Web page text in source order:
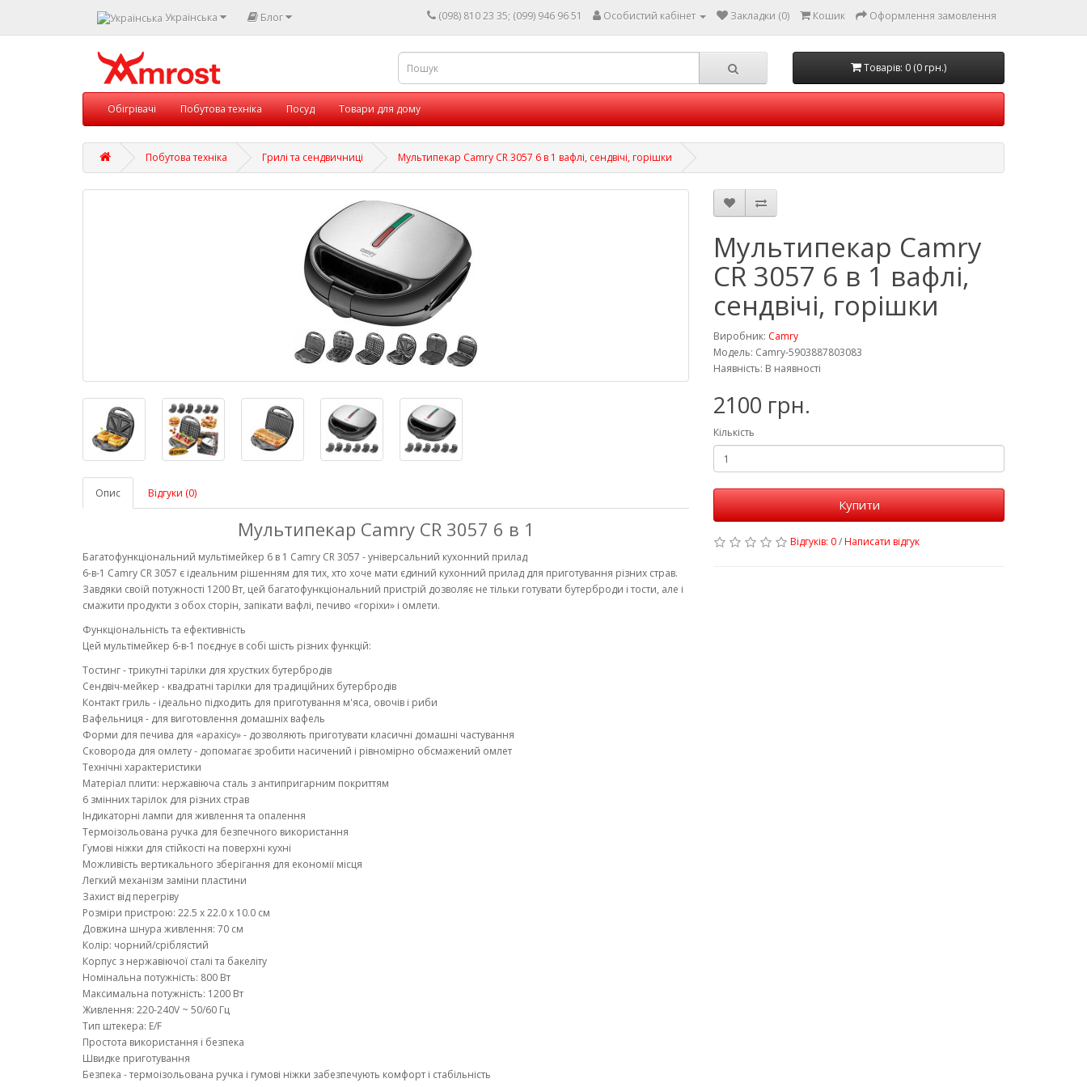
Українська Блог (098) 810 23 35; (099) 946 96 51 Особистий кабінет Закладки (0) Кошик Оформлення замовлення
Товарів: 0 (0 грн.)
Обігрівачі Побутова техніка Посуд Товари для дому
Побутова техніка Грилі та сендвичниці Мультипекар Camry CR 3057 6 в 1 вафлі, сендвічі, горішки
Опис Відгуки (0)
Мультипекар Camry CR 3057 6 в 1
Багатофункціональний мультімейкер 6 в 1 Camry CR 3057 - універсальний кухонний прилад
6-в-1 Camry CR 3057 є ідеальним рішенням для тих, хто хоче мати єдиний кухонний прилад для приготування різних страв.
Завдяки своїй потужності 1200 Вт, цей багатофункціональний пристрій дозволяє не тільки готувати бутерброди і тости, але і
смажити продукти з обох сторін, запікати вафлі, печиво «горіхи» і омлети.
Функціональність та ефективність
Цей мультімейкер 6-в-1 поєднує в собі шість різних функцій:
Тостинг - трикутні тарілки для хрустких бутербродів
Сендвіч-мейкер - квадратні тарілки для традиційних бутербродів
Контакт гриль - ідеально підходить для приготування м'яса, овочів і риби
Вафельниця - для виготовлення домашніх вафель
Форми для печива для «арахісу» - дозволяють приготувати класичні домашні частування
Сковорода для омлету - допомагає зробити насичений і рівномірно обсмажений омлет
Технічні характеристики
Матеріал плити: нержавіюча сталь з антипригарним покриттям
6 змінних тарілок для різних страв
Індикаторні лампи для живлення та опалення
Термоізольована ручка для безпечного використання
Гумові ніжки для стійкості на поверхні кухні
Можливість вертикального зберігання для економії місця
Легкий механізм заміни пластини
Захист від перегріву
Розміри пристрою: 22.5 x 22.0 x 10.0 см
Довжина шнура живлення: 70 см
Колір: чорний/сріблястий
Корпус з нержавіючої сталі та бакеліту
Номінальна потужність: 800 Вт
Максимальна потужність: 1200 Вт
Живлення: 220-240V ~ 50/60 Гц
Тип штекера: E/F
Простота використання і безпека
Швидке приготування
Безпека - термоізольована ручка і гумові ніжки забезпечують комфорт і стабільність
Мультипекар Camry
CR 3057 6 в 1 вафлі,
сендвічі, горішки
Виробник: Camry
Модель: Camry-5903887803083
Наявність: В наявності
2100 грн.
Кількість
Купити
Відгуків: 0/Написати відгук